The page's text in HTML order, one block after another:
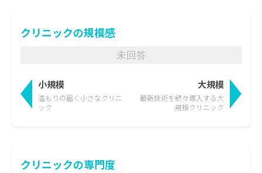
クリニックの規模感
未回答
小規模
温もりの届く 小さなクリニ
ック
最新技術を続々導入する大
規模クリニック
大規模
クリニックの専門度